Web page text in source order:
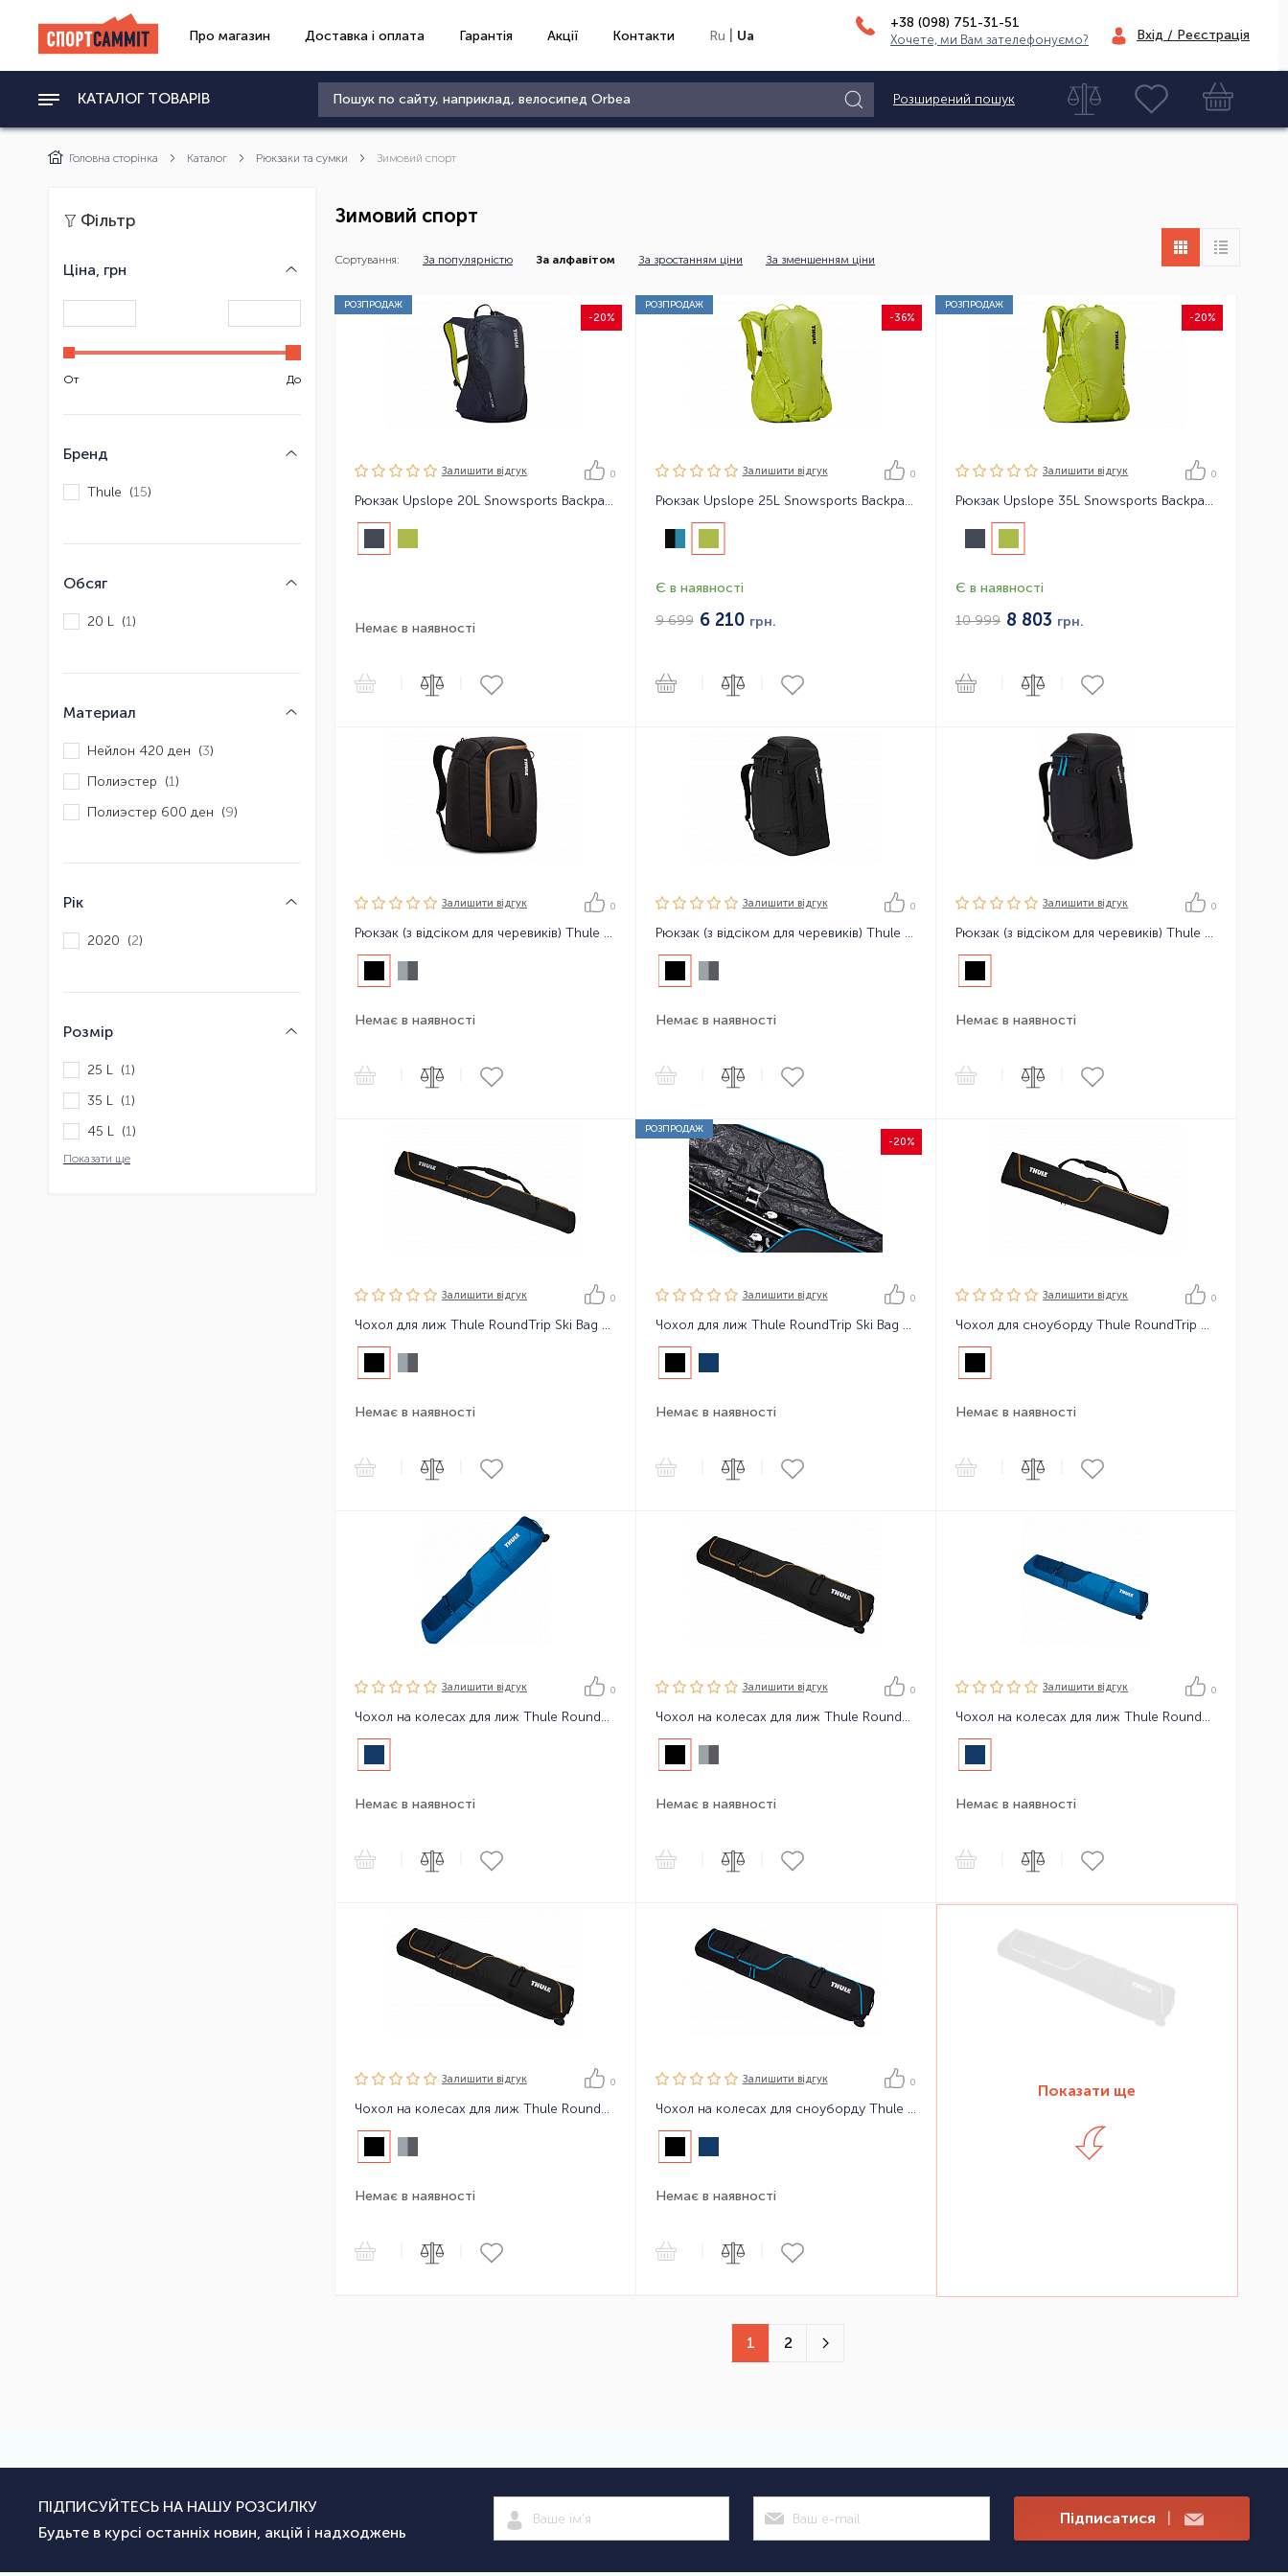
Про магазин Доставка і оплата Гарантія Акції Контакти Ru Ua
+38 (098) 751-31-51
Хочете, ми Вам зателефонуємо? Вхід / Реєстрація
КАТАЛОГ ТОВАРІВ Розширений пошук
Головна сторінка Каталог Рюкзаки та сумки Зимовий спорт
Фільтр
Ціна, грн
От До
Бренд
Thule (15)
Обсяг
20 L (1)
Материал
Нейлон 420 ден (3)
Полиэстер (1)
Полиэстер 600 ден (9)
Рік
2020 (2)
Розмір
25 L (1)
35 L (1)
45 L (1)
Показати ще
Зимовий спорт
Сортування: За популярністю За алфавітом За зростанням ціни За зменшенням ціни
РОЗПРОДАЖ
-20%
Залишити вiдгук 0
Рюкзак Upslope 20L Snowsports Backpack
Немає в наявності
РОЗПРОДАЖ
-36%
Залишити вiдгук 0
Рюкзак Upslope 25L Snowsports Backpack
Є в наявності
9 699 6 210 грн.
РОЗПРОДАЖ
-20%
Залишити вiдгук 0
Рюкзак Upslope 35L Snowsports Backpack
Є в наявності
10 999 8 803 грн.
Залишити вiдгук 0
Рюкзак (з відсіком для черевиків) Thule RoundTrip Boot Backpack 45L
Немає в наявності
Залишити вiдгук 0
Рюкзак (з відсіком для черевиків) Thule RoundTrip Boot Backpack 60L
Немає в наявності
Залишити вiдгук 0
Рюкзак (з відсіком для черевиків) Thule RoundTrip Boot Backpack 60L
Немає в наявності
Залишити вiдгук 0
Чохол для лиж Thule RoundTrip Ski Bag 192cm
Немає в наявності
РОЗПРОДАЖ
-20%
Залишити вiдгук 0
Чохол для лиж Thule RoundTrip Ski Bag 192cm
Немає в наявності
Залишити вiдгук 0
Чохол для сноуборду Thule RoundTrip Snowboard 165cm
Немає в наявності
Залишити вiдгук 0
Чохол на колесах для лиж Thule RoundTrip Ski Roller 175cm
Немає в наявності
Залишити вiдгук 0
Чохол на колесах для лиж Thule RoundTrip Ski Roller 175cm
Немає в наявності
Залишити вiдгук 0
Чохол на колесах для лиж Thule RoundTrip Ski Roller 192cm
Немає в наявності
Залишити вiдгук 0
Чохол на колесах для лиж Thule RoundTrip Ski Roller 192cm
Немає в наявності
Залишити вiдгук 0
Чохол на колесах для сноуборду Thule RoundTrip Snowboard Roller 165cm
Немає в наявності
Показати ще
1 2
ПІДПИСУЙТЕСЬ НА НАШУ РОЗСИЛКУ
Будьте в курсі останніх новин, акцій і надходжень
Підписатися |